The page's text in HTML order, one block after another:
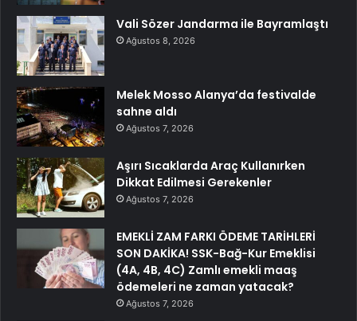
Vali Sözer Jandarma ile Bayramlaştı
Ağustos 8, 2026
Melek Mosso Alanya’da festivalde
sahne aldı
Ağustos 7, 2026
Aşırı Sıcaklarda Araç Kullanırken
Dikkat Edilmesi Gerekenler
Ağustos 7, 2026
EMEKLİ ZAM FARKI ÖDEME TARİHLERİ
SON DAKİKA! SSK-Bağ-Kur Emeklisi
(4A, 4B, 4C) Zamlı emekli maaş
ödemeleri ne zaman yatacak?
Ağustos 7, 2026